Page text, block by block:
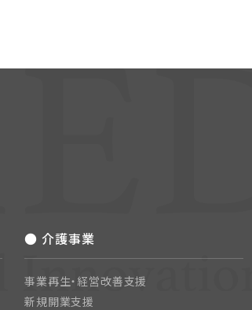
● 介護事業
事業再生・経営改善支援
新規開業支援